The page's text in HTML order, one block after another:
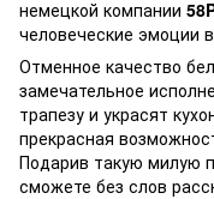
немецкой компании
человеческие эмоции
Отменное качество
замечательное
трапезу и украсят
прекрасная
Подарив такую милую
сможете без слов